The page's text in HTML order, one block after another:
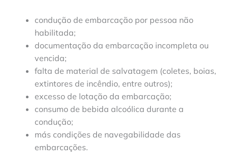
condução de embarcação por pessoa não
habilitada;
documentação da embarcação incompleta ou
vencida;
falta de material de salvatagem (coletes, boias,
extintores de incêndio, entre outros);
excesso de lotação da embarcação;
consumo de bebida alcoólica durante a
condução;
más condições de navegabilidade das
embarcações.